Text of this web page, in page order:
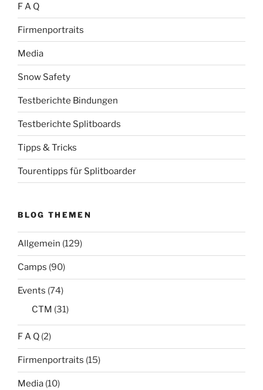
F A Q
Firmenportraits
Media
Snow Safety
Testberichte Bindungen
Testberichte Splitboards
Tipps & Tricks
Tourentipps für Splitboarder
BLOG THEMEN
Allgemein (129)
Camps (90)
Events (74)
CTM (31)
F A Q (2)
Firmenportraits (15)
Media (10)